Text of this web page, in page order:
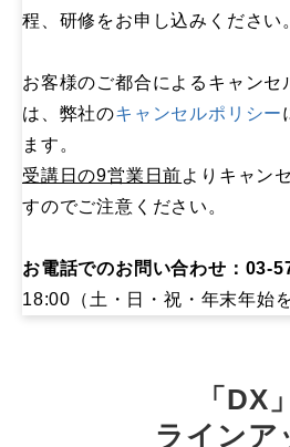
程、研修をお申し込みください
お客様のご都合によるキャンセ
は、弊社のキャンセルポリシー
ます。
受講日の9営業日前よりキャン
すのでご注意ください。
お電話でのお問い合わせ：03-
18:00（土・日・祝・年末年始
「DX」
ラインア